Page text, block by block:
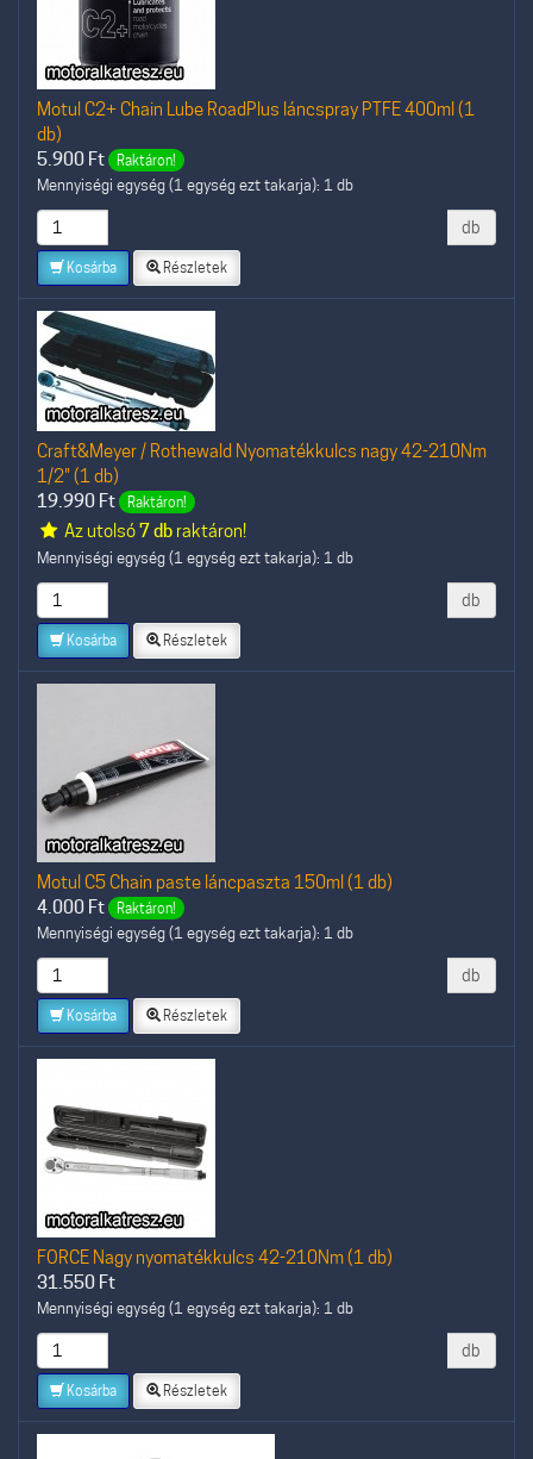
Motul C2+ Chain Lube RoadPlus láncspray PTFE 400ml (1
db)
5.900 Ft Raktáron!
Mennyiségi egység (1 egység ezt takarja): 1 db
db
Kosárba Részletek
Craft&Meyer / Rothewald Nyomatékkulcs nagy 42-210Nm
1/2" (1 db)
19.990 Ft Raktáron!
Az utolsó7 dbraktáron!
Mennyiségi egység (1 egység ezt takarja): 1 db
db
Kosárba Részletek
Motul C5 Chain paste láncpaszta 150ml (1 db)
4.000 Ft Raktáron!
Mennyiségi egység (1 egység ezt takarja): 1 db
db
Kosárba Részletek
FORCE Nagy nyomatékkulcs 42-210Nm (1 db)
31.550 Ft
Mennyiségi egység (1 egység ezt takarja): 1 db
db
Kosárba Részletek